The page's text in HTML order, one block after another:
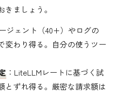
ましょう。
ジェント（40+）やログの
変わり得る。自分の使うツー
：LiteLLMレートに基づく試
とずれ得る。厳密な請求額は